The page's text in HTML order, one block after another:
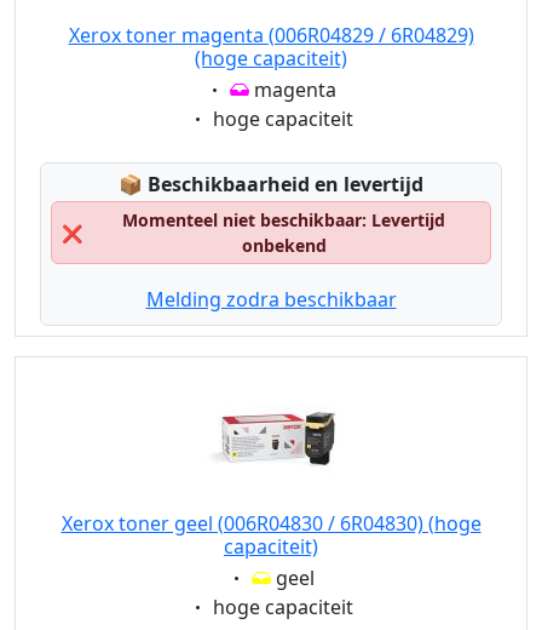
Xerox toner magenta (006R04829 / 6R04829)
(hoge capaciteit)
Eigenschaft:
magenta
Eigenschaft:
hoge capaciteit
📦 Lagerstatus:
Beschikbaarheid en levertijd
❌
Momenteel niet beschikbaar: Levertijd
onbekend
Melding zodra beschikbaar
Xerox toner geel (006R04830 / 6R04830) (hoge
capaciteit)
Eigenschaft:
geel
Eigenschaft:
hoge capaciteit